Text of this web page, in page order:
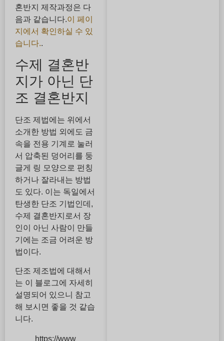
혼반지 제작과정은 다
음과 같습니다.이 페이
지에서 확인하실 수 있
습니다..
수제 결혼반
지가 아닌 단
조 결혼반지
단조 제법에는 위에서
소개한 방법 외에도 금
속을 전용 기계로 눌러
서 압축된 덩어리를 둥
글게 링 모양으로 펀칭
하거나 잘라내는 방법
도 있다. 이는 독일에서
탄생한 단조 기법인데,
수제 결혼반지로서 장
인이 아닌 사람이 만들
기에는 조금 어려운 방
법이다.
단조 제조법에 대해서
는 이 블로그에 자세히
설명되어 있으니 참고
해 보시면 좋을 것 같습
니다.
https://www